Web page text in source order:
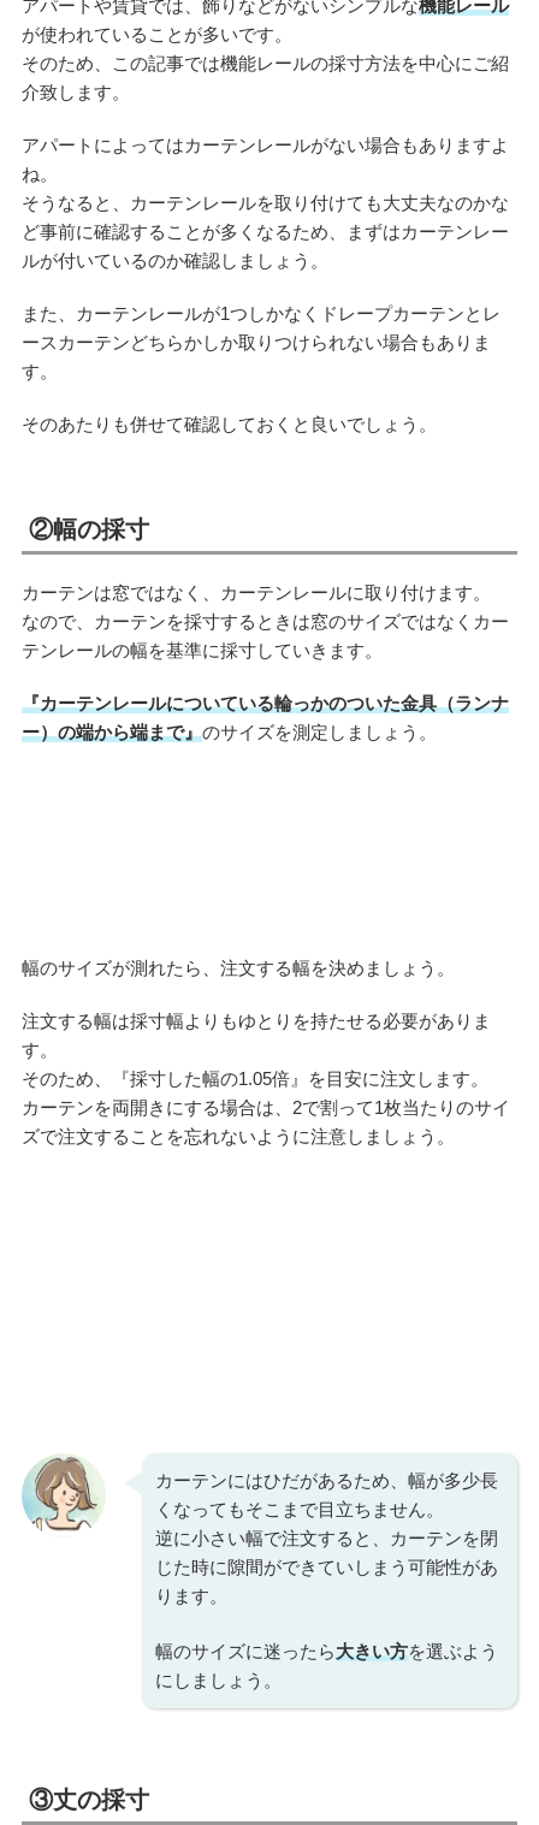
アパートや賃貸では、飾りなどがないシンプルな機能レール
が使われていることが多いです。
そのため、この記事では機能レールの採寸方法を中心にご紹
介致します。
アパートによってはカーテンレールがない場合もありますよ
ね。
そうなると、カーテンレールを取り付けても大丈夫なのかな
ど事前に確認することが多くなるため、まずはカーテンレー
ルが付いているのか確認しましょう。
また、カーテンレールが1つしかなくドレープカーテンとレ
ースカーテンどちらかしか取りつけられない場合もありま
す。
そのあたりも併せて確認しておくと良いでしょう。
②幅の採寸
カーテンは窓ではなく、カーテンレールに取り付けます。
なので、カーテンを採寸するときは窓のサイズではなくカー
テンレールの幅を基準に採寸していきます。
『カーテンレールについている輪っかのついた金具（ランナ
ー）の端から端まで』のサイズを測定しましょう。
幅のサイズが測れたら、注文する幅を決めましょう。
注文する幅は採寸幅よりもゆとりを持たせる必要がありま
す。
そのため、『採寸した幅の1.05倍』を目安に注文します。
カーテンを両開きにする場合は、2で割って1枚当たりのサイ
ズで注文することを忘れないように注意しましょう。
カーテンにはひだがあるため、幅が多少長
くなってもそこまで目立ちません。
逆に小さい幅で注文すると、カーテンを閉
じた時に隙間ができていしまう可能性があ
ります。
幅のサイズに迷ったら大きい方を選ぶよう
にしましょう。
③丈の採寸